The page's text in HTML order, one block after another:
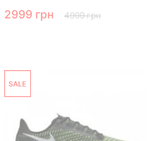
2999 грн 4999 грн